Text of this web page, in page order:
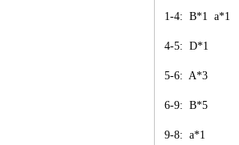
1-4: B*1 a*1
4-5: D*1
5-6: A*3
6-9: B*5
9-8: a*1 换